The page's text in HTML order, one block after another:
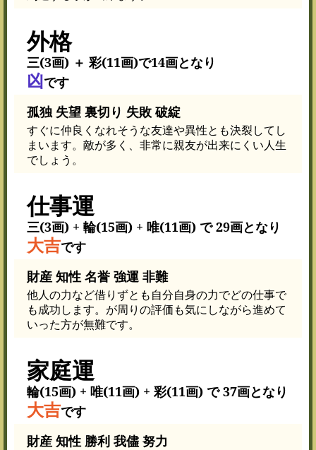
外格
三(3画) ＋ 彩(11画)で14画となり
凶です
孤独 失望 裏切り 失敗 破綻
すぐに仲良くなれそうな友達や異性とも決裂してし
まいます。敵が多く、非常に親友が出来にくい人生
でしょう。
仕事運
三(3画) + 輪(15画) + 唯(11画) で 29画となり
大吉です
財産 知性 名誉 強運 非難
他人の力など借りずとも自分自身の力でどの仕事で
も成功します。が周りの評価も気にしながら進めて
いった方が無難です。
家庭運
輪(15画) + 唯(11画) + 彩(11画) で 37画となり
大吉です
財産 知性 勝利 我儘 努力